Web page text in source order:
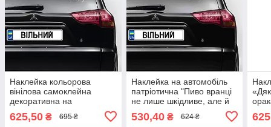
Наклейка кольорова
вінілова самоклейна
декоративна на
Адійогі" (будь-який колір
625,50 ₴ 695 ₴
Наклейка на автомобіль
патріотична "Пиво вранці
не лише шкідливе, але й
корисне" (колір плівки на
вибір клієнта) з оракалу
530,40₴ 624 ₴